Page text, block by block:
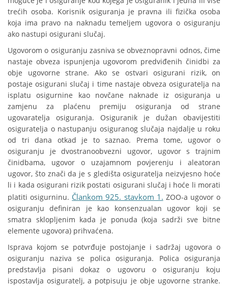
trećih osoba. Korisnik osiguranja je pravna ili fizička osoba
koja ima pravo na naknadu temeljem ugovora o osiguranju
ako nastupi osigurani slučaj.
Ugovorom o osiguranju zasniva se obveznopravni odnos, čime
nastaje obveza ispunjenja ugovorom predviđenih činidbi za
obje ugovorne strane. Ako se ostvari osigurani rizik, on
postaje osigurani slučaj i time nastaje obveza osiguratelja na
isplatu osigurnine kao novčane naknade iz osiguranja u
zamjenu za plaćenu premiju osiguranja od strane
ugovaratelja osiguranja. Osiguranik je dužan obavijestiti
osiguratelja o nastupanju osiguranog slučaja najdalje u roku
od tri dana otkad je to saznao. Prema tome, ugovor o
osiguranju je dvostranoobvezni ugovor, ugovor s trajnim
činidbama, ugovor o uzajamnom povjerenju i aleatoran
ugovor, što znači da je s gledišta osiguratelja neizvjesno hoće
li i kada osigurani rizik postati osigurani slučaj i hoće li morati
platiti osigurninu. Člankom 925. stavkom 1. ZOO-a ugovor o
osiguranju definiran je kao konsenzualan ugovor koji se
smatra sklopljenim kada je ponuda (koja sadrži sve bitne
elemente ugovora) prihvaćena.
Isprava kojom se potvrđuje postojanje i sadržaj ugovora o
osiguranju naziva se polica osiguranja. Polica osiguranja
predstavlja pisani dokaz o ugovoru o osiguranju koju
ispostavlja osiguratelj, a potpisuju je obje ugovorne stranke.